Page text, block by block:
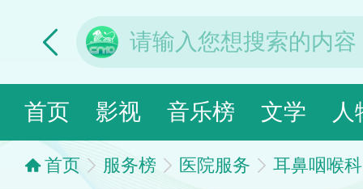
首页 影视 音乐榜 文学 人
首页 服务榜 医院服务 耳鼻咽喉科